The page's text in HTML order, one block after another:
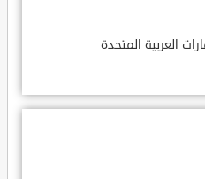
العربية المتحدة